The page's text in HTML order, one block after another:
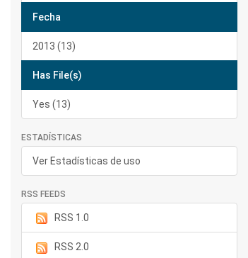
Fecha
2013 (13)
Has File(s)
Yes (13)
ESTADÍSTICAS
Ver Estadísticas de uso
RSS FEEDS
RSS 1.0
RSS 2.0